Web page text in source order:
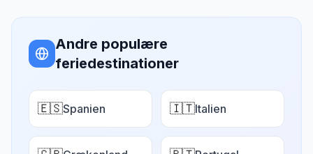
Andre populære
feriedestinationer
🇪🇸Spanien 🇮🇹Italien